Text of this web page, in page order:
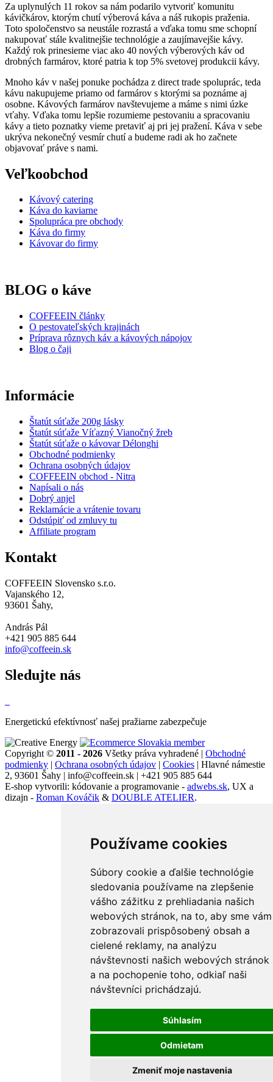
Používame cookies
Súbory cookie a ďalšie technológie
sledovania používame na zlepšenie
vášho zážitku z prehliadania našich
webových stránok, na to, aby sme vám
zobrazovali prispôsobený obsah a
cielené reklamy, na analýzu
návštevnosti našich webových stránok
a na pochopenie toho, odkiaľ naši
návštevníci prichádzajú.
Súhlasím
Odmietam
Zmeniť moje nastavenia
Za uplynulých 11 rokov sa nám podarilo vytvoriť komunitu
kávičkárov, ktorým chutí výberová káva a náš rukopis praženia.
Toto spoločenstvo sa neustále rozrastá a vďaka tomu sme schopní
nakupovať stále kvalitnejšie technológie a zaujímavejšie kávy.
Každý rok prinesieme viac ako 40 nových výberových káv od
drobných farmárov, ktoré patria k top 5% svetovej produkcii kávy.
Mnoho káv v našej ponuke pochádza z direct trade spoluprác, teda
kávu nakupujeme priamo od farmárov s ktorými sa poznáme aj
osobne. Kávových farmárov navštevujeme a máme s nimi úzke
vťahy. Vďaka tomu lepšie rozumieme pestovaniu a spracovaniu
kávy a tieto poznatky vieme pretaviť aj pri jej pražení. Káva v sebe
ukrýva nekonečný vesmír chutí a budeme radi ak ho začnete
objavovať práve s nami.
Veľkoobchod
Kávový catering
Káva do kaviarne
Spolupráca pre obchody
Káva do firmy
Kávovar do firmy
BLOG o káve
COFFEEIN články
O pestovateľských krajinách
Príprava rôznych káv a kávových nápojov
Blog o čaji
Informácie
Štatút súťaže 200g lásky
Štatút súťaže Víťazný Vianočný žreb
Štatút súťaže o kávovar Délonghi
Obchodné podmienky
Ochrana osobných údajov
COFFEEIN obchod - Nitra
Napísali o nás
Dobrý anjel
Reklamácie a vrátenie tovaru
Odstúpiť od zmluvy tu
Affiliate program
Kontakt
COFFEEIN Slovensko s.r.o.
Vajanského 12,
93601 Šahy,
András Pál
+421 905 885 644
info@coffeein.sk
Sledujte nás
Energetickú efektívnosť našej pražiarne zabezpečuje
Copyright © 2011 - 2026 Všetky práva vyhradené | Obchodné
podmienky | Ochrana osobných údajov | Cookies | Hlavné námestie
2, 93601 Šahy | info@coffeein.sk | +421 905 885 644
E-shop vytvorili: kódovanie a programovanie - adwebs.sk, UX a
dizajn - Roman Kováčik & DOUBLE ATELIER.